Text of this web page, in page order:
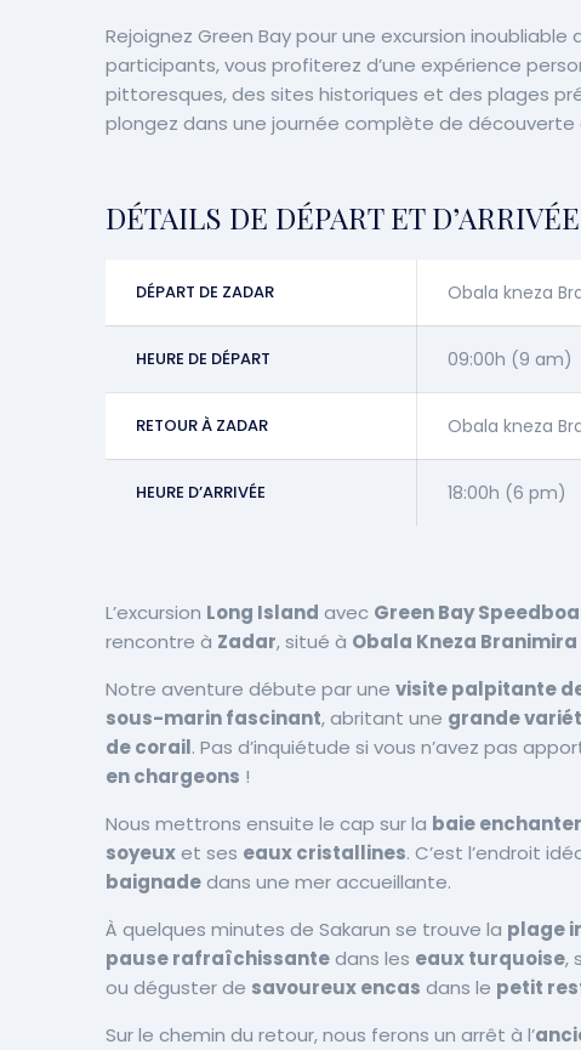
Rejoignez Green Bay pour une excursion inoubliable
participants, vous profiterez d’une expérience
pittoresques, des sites historiques et des plages
plongez dans une journée complète de
DÉTAILS DE DÉPART ET D’ARRIVÉE
DÉPART DE ZADAR Obala kneza
HEURE DE DÉPART 09:00h (9 am)
RETOUR À ZADAR Obala kneza
HEURE D’ARRIVÉE 18:00h (6 pm)
L’excursion Long Island avec Green Bay
rencontre à Zadar, situé à Obala Kneza Branimira
Notre aventure débute par une visite palpitante
sous-marin fascinant, abritant une grande
de corail. Pas d’inquiétude si vous n’avez pas
en chargeons !
Nous mettrons ensuite le cap sur la baie
soyeuxet ses eaux cristallines. C’est l’endroit
baignadedans une mer accueillante.
À quelques minutes de Sakarun se trouve la plage
pause rafraîchissantedans les eaux turquoise,
ou déguster de savoureux encas dans le petit
Sur le chemin du retour, nous ferons un arrêt à l’